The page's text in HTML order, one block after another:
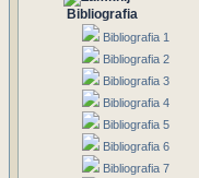
Bibliografia
Bibliografia 1
Bibliografia 2
Bibliografia 3
Bibliografia 4
Bibliografia 5
Bibliografia 6
Bibliografia 7